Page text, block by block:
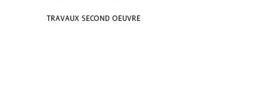
TRAVAUX SECOND OEUVRE